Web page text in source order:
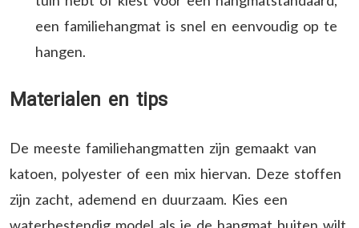
een familiehangmat is snel en eenvoudig op te
hangen.
Materialen en tips
De meeste familiehangmatten zijn gemaakt van
katoen, polyester of een mix hiervan. Deze stoffen
zijn zacht, ademend en duurzaam. Kies een